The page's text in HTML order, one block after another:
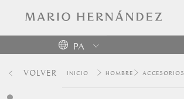
PA
Colombia
VOLVER HOMBRE ACCESORIOS